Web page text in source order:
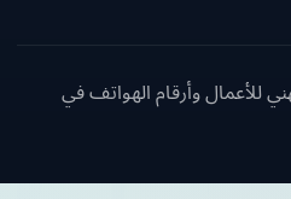
وأرقام الهواتف في